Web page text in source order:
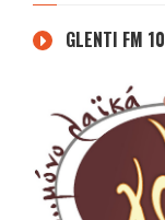
GLENTI FM